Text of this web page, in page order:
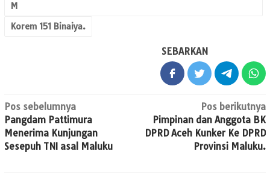
M
Korem 151 Binaiya.
SEBARKAN
Navigasi
pos
Pos sebelumnya
Pangdam Pattimura
Menerima Kunjungan
Sesepuh TNI asal Maluku
Pos berikutnya
Pimpinan dan Anggota BK
DPRD Aceh Kunker Ke DPRD
Provinsi Maluku.